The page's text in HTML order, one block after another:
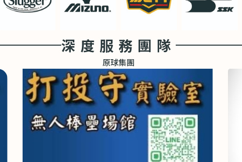
深度服務團隊
原球集團